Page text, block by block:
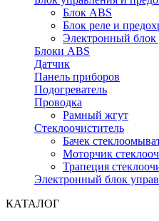
Блок ABS
Блок реле и
Электронный
Блоки ABS
Датчик
Панель приборов
Подогреватель
Проводка
Рамный жгут
Стеклоочиститель
Бачек
Моторчик
Трапеция
Электронный блок
КАТАЛОГ